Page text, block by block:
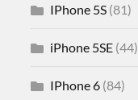
IPhone 5S (81)
iPhone 5SE (44)
IPhone 6 (84)